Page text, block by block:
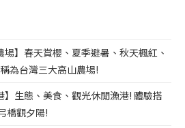
場】春天賞櫻、夏季避暑、秋天楓紅、
為台灣三大高山農場!
】生態、美食、觀光休閒漁港! 體驗搭
橋觀夕陽!